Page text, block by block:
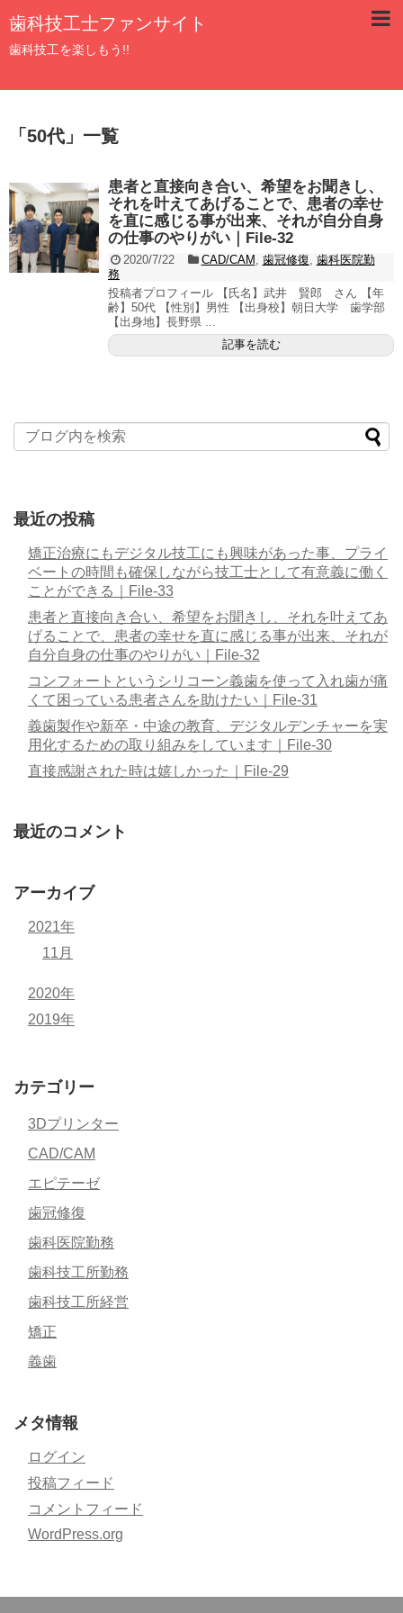
歯科技工士ファンサイト
歯科技工を楽しもう!!
「 50代 」 一覧
患者と直接向き合い、希望をお聞きし、
それを叶えてあげることで、患者の幸せ
を直に感じる事が出来、それが自分自身
の仕事のやりがい｜File-32
2020/7/22 CAD/CAM 歯冠修復 歯科医院勤
務
投稿者プロフィール 【氏名】武井 賢郎 さん 【年
齢】50代 【性別】男性 【出身校】朝日大学 歯学部
【出身地】長野県 ...
記事を読む
最近の投稿
矯正治療にもデジタル技工にも興味があった事、プライ
ベートの時間も確保しながら技工士として有意義に働く
ことができる｜File-33
患者と直接向き合い、希望をお聞きし、それを叶えてあ
げることで、患者の幸せを直に感じる事が出来、それが
自分自身の仕事のやりがい｜File-32
コンフォートというシリコーン義歯を使って入れ歯が痛
くて困っている患者さんを助けたい｜File-31
義歯製作や新卒・中途の教育、デジタルデンチャーを実
用化するための取り組みをしています｜File-30
直接感謝された時は嬉しかった｜File-29
最近のコメント
アーカイブ
2021年
11月
2020年
2019年
カテゴリー
3Dプリンター
CAD/CAM
エピテーゼ
歯冠修復
歯科医院勤務
歯科技工所勤務
歯科技工所経営
矯正
義歯
メタ情報
ログイン
投稿フィード
コメントフィード
WordPress.org